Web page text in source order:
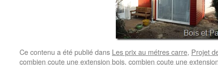
Ce contenu a été publié dans Les prix au métres carre, Projet
combien coute une extension bois, combien coute une